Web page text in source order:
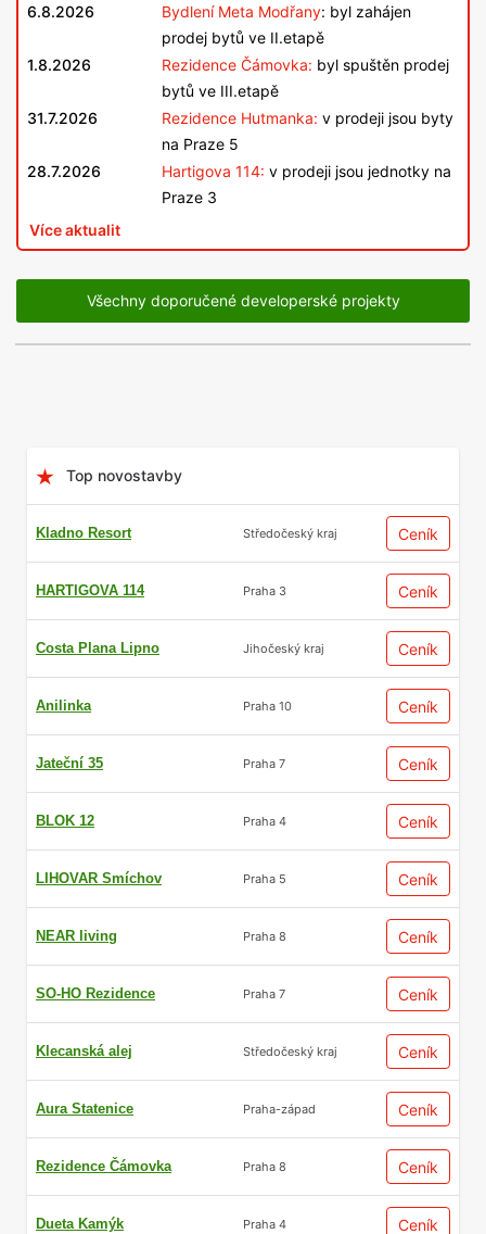
6.8.2026 Bydlení Meta Modřany: byl zahájen
prodej bytů ve II.etapě
1.8.2026
Rezidence Čámovka: byl spuštěn prodej
bytů ve III.etapě
31.7.2026
Rezidence Hutmanka: v prodeji jsou byty
na Praze 5
28.7.2026
Hartigova 114: v prodeji jsou jednotky na
Praze 3
Více aktualit
Všechny doporučené developerské projekty
Top novostavby
Kladno Resort Středočeský kraj Ceník
HARTIGOVA 114 Praha 3 Ceník
Costa Plana Lipno Jihočeský kraj Ceník
Anilinka Praha 10 Ceník
Jateční 35 Praha 7 Ceník
BLOK 12 Praha 4 Ceník
LIHOVAR Smíchov Praha 5 Ceník
NEAR living Praha 8 Ceník
SO-HO Rezidence Praha 7 Ceník
Klecanská alej Středočeský kraj Ceník
Aura Statenice Praha-západ Ceník
Rezidence Čámovka Praha 8 Ceník
Dueta Kamýk Praha 4 Ceník